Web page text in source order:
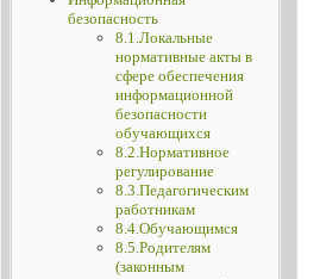
безопасность
8.1.Локальные
нормативные акты в
сфере обеспечения
информационной
безопасности
обучающихся
8.2.Нормативное
регулирование
8.3.Педагогическим
работникам
8.4.Обучающимся
8.5.Родителям
(законным